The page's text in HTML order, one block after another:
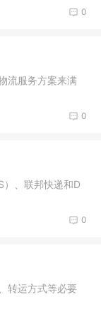
0
流服务方案来满
0
）、联邦快递和D
0
转运方式等必要